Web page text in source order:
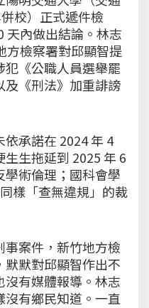
校）正式遞件檢
天內做出結論。林志
方檢察署對邱顯智提
《公職人員選舉罷
及《刑法》加重誹謗
承諾在 2024 年 4
生拖延到 2025 年 6
術倫理；國科會學
樣「查無違規」的裁
案件，新竹地方檢
默對邱顯智作出不
有媒體報導。林志
有鄉民知道。一直